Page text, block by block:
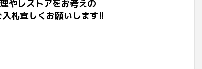
やレストアをお考えの
札宜しくお願いします!!